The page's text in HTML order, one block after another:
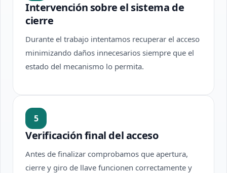
Intervención sobre el sistema de
cierre
Durante el trabajo intentamos recuperar el acceso
minimizando daños innecesarios siempre que el
estado del mecanismo lo permita.
5
Verificación final del acceso
Antes de finalizar comprobamos que apertura,
cierre y giro de llave funcionen correctamente y